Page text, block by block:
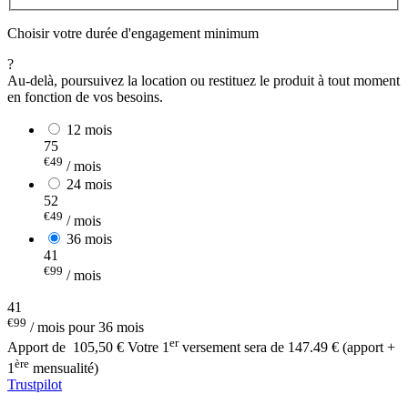
Choisir votre durée d'engagement minimum
?
Au-delà, poursuivez la location ou restituez le produit à tout moment
en fonction de vos besoins.
12 mois
75
€49 / mois
24 mois
52
€49 / mois
36 mois
41
€99 / mois
41
€99 / mois pour 36 mois
Apport de 105,50 € Votre 1 erversement sera de 147.49 € (apport +
1 ère mensualité)
Trustpilot